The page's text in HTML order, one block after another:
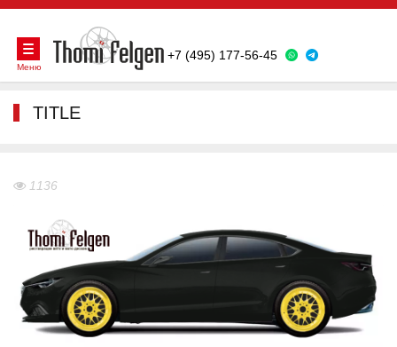
+7 (495) 177-56-45
Меню
TITLE
1136